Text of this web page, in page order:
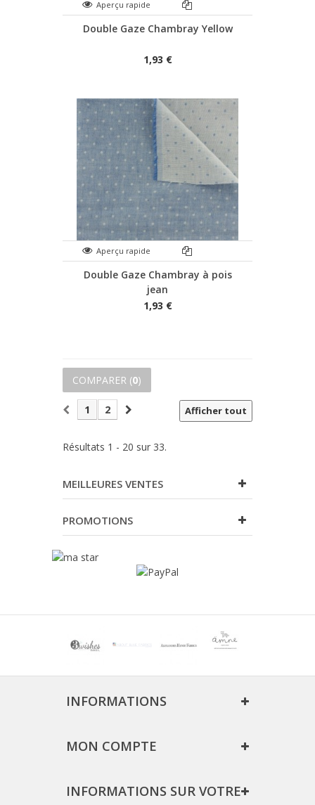
Aperçu rapide
Double Gaze Chambray Yellow
1,93 €
Aperçu rapide
Double Gaze Chambray à pois
jean
1,93 €
COMPARER (0)
Afficher tout
1 2
Résultats 1 - 20 sur 33.
MEILLEURES VENTES
PROMOTIONS
INFORMATIONS
MON COMPTE
INFORMATIONS SUR VOTRE